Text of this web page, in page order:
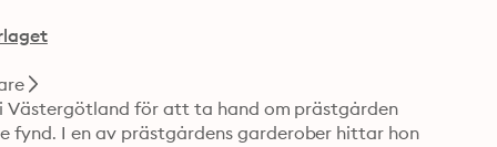
Västergötland för att ta hand om prästgården
fynd. I en av prästgårdens garderober hittar hon